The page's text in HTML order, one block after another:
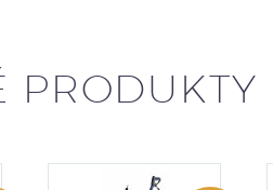
PRODUKTY